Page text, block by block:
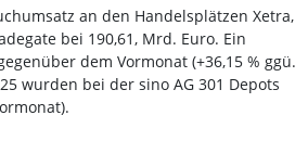
an den Handelsplätzen Xetra,
bei 190,61, Mrd. Euro. Ein
dem Vormonat (+36,15 % ggü.
wurden bei der sino AG 301 Depots